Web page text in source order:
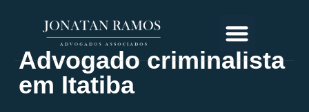
Advogado criminalista
em Itatiba